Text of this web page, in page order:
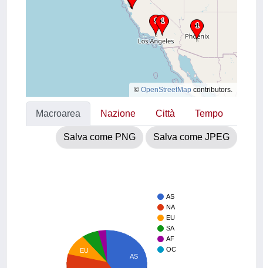
© OpenStreetMap contributors.
Macroarea Nazione Città Tempo
Salva come PNG Salva come JPEG
AS
NA
EU
SA
AF
OC
AS
EU